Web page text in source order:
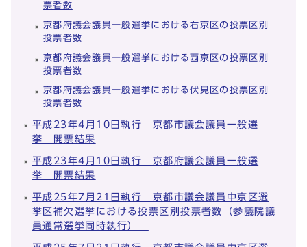
票者数
京都府議会議員一般選挙における右京区の投票区別
投票者数
京都府議会議員一般選挙における西京区の投票区別
投票者数
京都府議会議員一般選挙における伏見区の投票区別
投票者数
平成23年4月10日執行 京都市議会議員一般選
挙 開票結果
平成23年4月10日執行 京都府議会議員一般選
挙 開票結果
平成25年7月21日執行 京都市議会議員中京区選
挙区補欠選挙における投票区別投票者数（参議院議
員通常選挙同時執行）